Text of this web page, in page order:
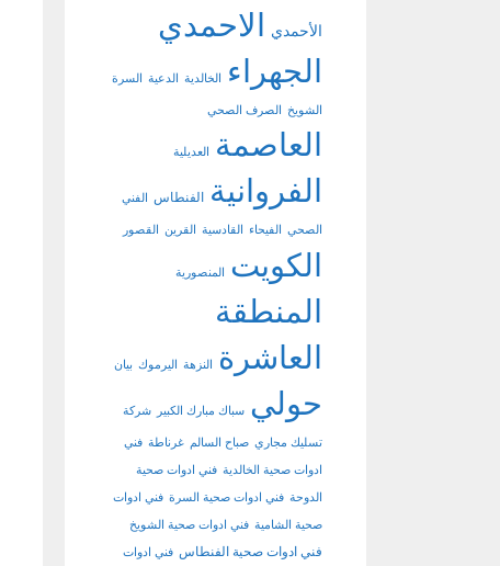
الأحمدي الاحمدي
الجهراء
الخالدية الدعية السرة
الشويخ الصرف الصحي
العاصمة العديلية
الفروانية الفنطاس الفني
الصحي الفيحاء القادسية القرين القصور
الكويت المنصورية
المنطقة
العاشرة
النزهة اليرموك بيان
حولي سباك مبارك الكبير شركة
تسليك مجاري صباح السالم غرناطة فني
ادوات صحية الخالدية فني ادوات صحية
الدوحة فني ادوات صحية السرة فني ادوات
صحية الشامية فني ادوات صحية الشويخ
فني ادوات صحية الفنطاس فني ادوات